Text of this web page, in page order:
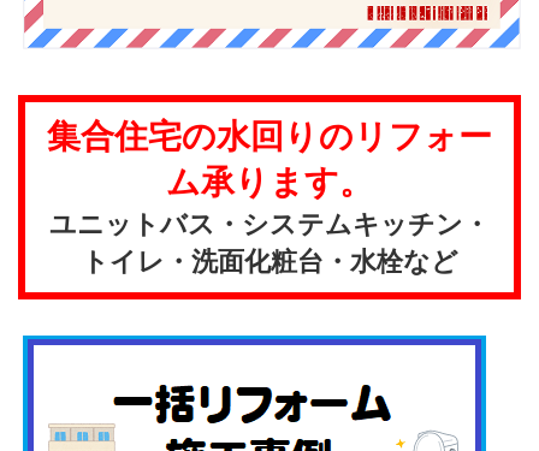
集合住宅の水回りのリフォー
ム承ります。
ユニットバス・システムキッチン・
トイレ・洗面化粧台・水栓など